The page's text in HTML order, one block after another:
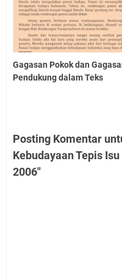
Gagasan Pokok dan
Pendukung dalam Teks
Posting Komentar
Kebudayaan Tepis
2006"